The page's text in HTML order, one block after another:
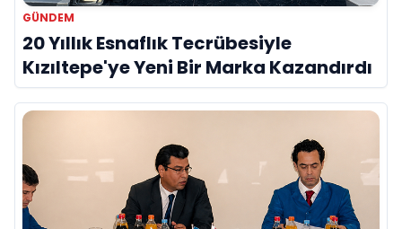
GÜNDEM
20 Yıllık Esnaflık Tecrübesiyle
Kızıltepe'ye Yeni Bir Marka Kazandırdı